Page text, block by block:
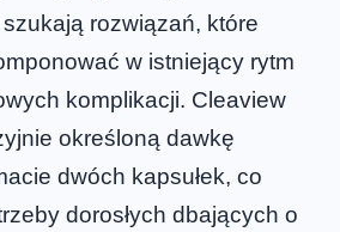
rozwiązań, które
w istniejący rytm
komplikacji. Cleaview
określoną dawkę
dwóch kapsułek, co
dorosłych dbających o